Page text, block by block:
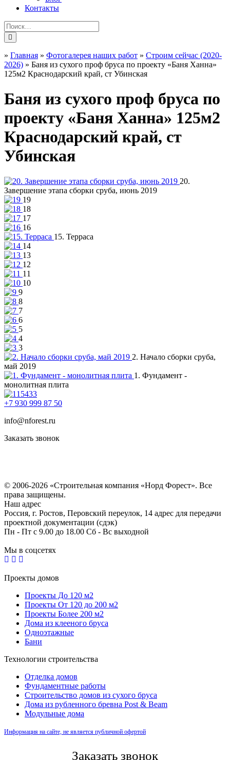
Контакты
» Главная » Фотогалерея наших работ » Строим сейчас (2020-
2026) » Баня из сухого проф бруса по проекту «Баня Ханна»
125м2 Краснодарский край, ст Убинская
Баня из сухого проф бруса по
проекту «Баня Ханна» 125м2
Краснодарский край, ст
Убинская
20.
Завершение этапа сборки сруба, июнь 2019
19
18
17
16
15. Терраса
14
13
12
11
10
9
8
7
6
5
4
3
2. Начало сборки сруба,
май 2019
1. Фундамент -
монолитная плита
+7 930 999 87 50
info@nforest.ru
Заказать звонок
© 2006-2026 «Строительная компания «Норд Форест». Все
права защищены.
Наш адрес
Россия, г. Ростов, Перовский переулок, 14 адрес для передачи
проектной документации (сдэк)
Пн - Пт с 9.00 до 18.00 Сб - Вс выходной
Мы в соцсетях
Проекты домов
Проекты До 120 м2
Проекты От 120 до 200 м2
Проекты Более 200 м2
Дома из клееного бруса
Одноэтажные
Бани
Технологии строительства
Отделка домов
Фундаментные работы
Строительство домов из сухого бруса
Дома из рубленного бревна Post & Beam
Модульные дома
Информация на сайте, не является публичной офертой
Заказать звонок